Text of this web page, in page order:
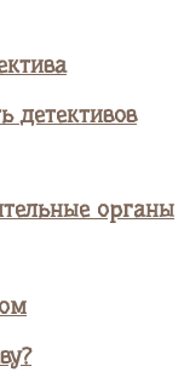
детективов
органы